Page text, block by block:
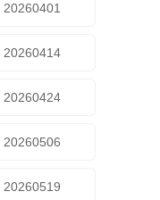
20260401
20260414
20260424
20260506
20260519